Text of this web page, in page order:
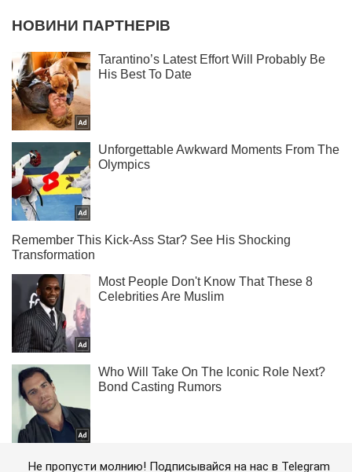
Не пропусти молнию! Подписывайся на нас в Telegram